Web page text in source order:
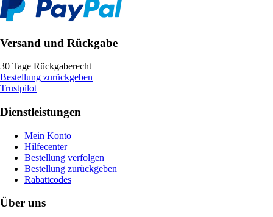
Versand und Rückgabe
30 Tage Rückgaberecht
Bestellung zurückgeben
Trustpilot
Dienstleistungen
Mein Konto
Hilfecenter
Bestellung verfolgen
Bestellung zurückgeben
Rabattcodes
Über uns